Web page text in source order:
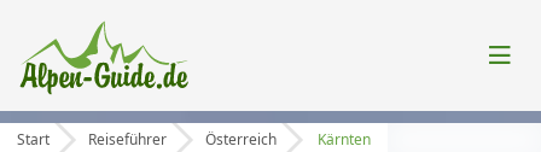
Start Reiseführer Österreich Kärnten